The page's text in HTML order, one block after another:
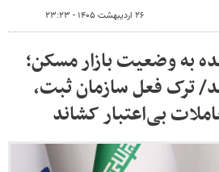
۲۶ اردیبهشت ۱۴۰۵ - ۲۳:۲۳
به وضعیت بازار مسکن؛
​​​​​​​ترک فعل سازمان ثبت،
بی‌اعتبار کشاند